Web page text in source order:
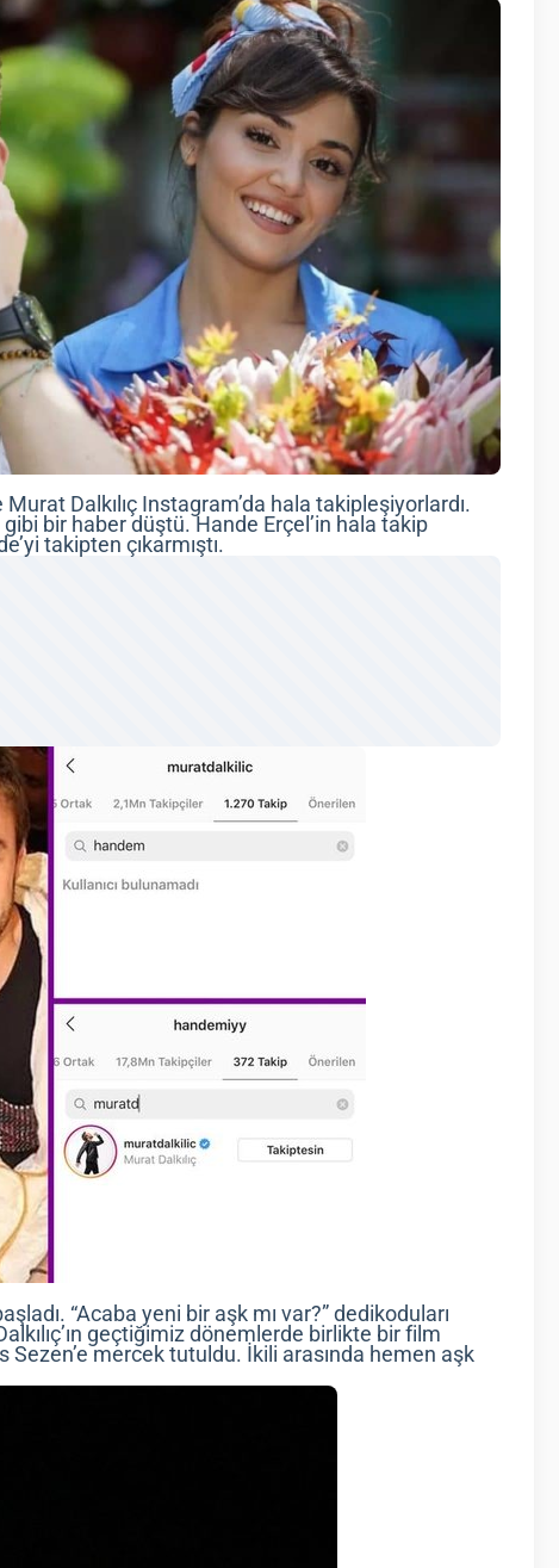
Dalkılıç Instagram’da hala takipleşiyorlardı.
bir haber düştü. Hande Erçel’in hala takip
takipten çıkarmıştı.
“Acaba yeni bir aşk mı var?” dedikoduları
geçtiğimiz dönemlerde birlikte bir film
Sezen’e mercek tutuldu. İkili arasında hemen aşk